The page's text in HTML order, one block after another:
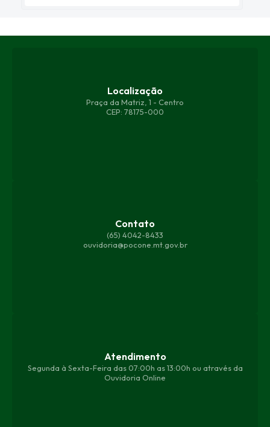
Localização
Praça da Matriz, 1 - Centro
CEP: 78175-000
Contato
(65) 4042-8433
ouvidoria@pocone.mt.gov.br
Atendimento
Segunda à Sexta-Feira das 07:00h as 13:00h ou através da
Ouvidoria Online